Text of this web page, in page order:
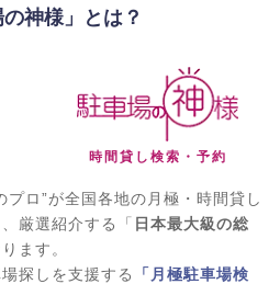
の神様」とは？
時間貸し検索・予約
プロ”が全国各地の月極・時間貸し
厳選紹介する「 日本最大級の総
ます。
探しを支援する
「月極駐車場検